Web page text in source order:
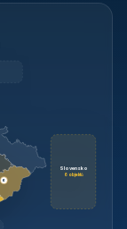
Slovensko
6 objektů
6